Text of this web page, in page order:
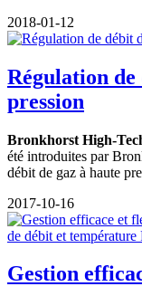
2018-01-12
Régulation de
pression
Bronkhorst High-
été introduites par
débit de gaz à haute
2017-10-16
Gestion